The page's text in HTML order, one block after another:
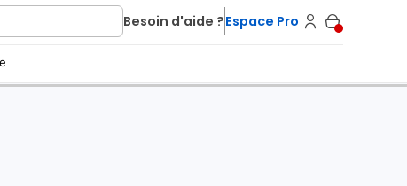
Besoin d'aide ?Espace Pro